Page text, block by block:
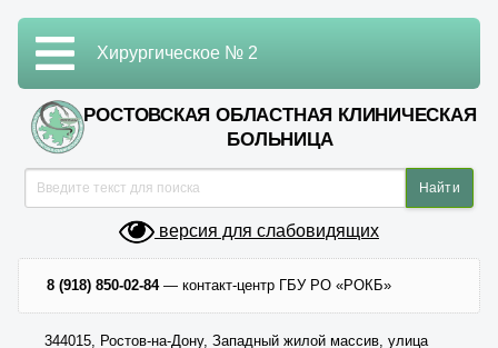
РОСТОВСКАЯ ОБЛАСТНАЯ КЛИНИЧЕСКАЯ
БОЛЬНИЦА
версия для слабовидящих
8 (918) 850-02-84— контакт-центр ГБУ РО «РОКБ»
344015, Ростов-на-Дону, Западный жилой массив, улица
Хирургическое № 2